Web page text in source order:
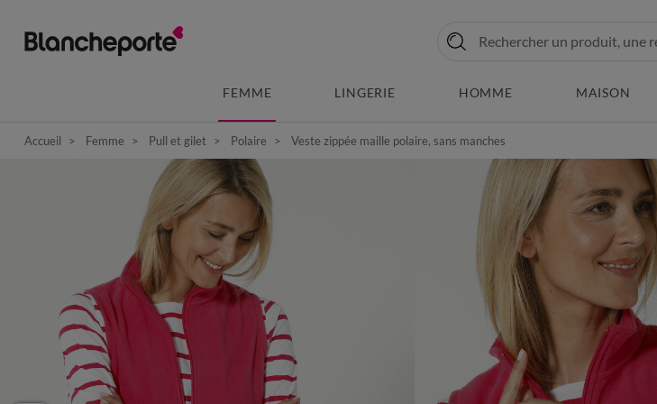
FEMME LINGERIE HOMME MAISON
Accueil Femme Pull et gilet Polaire Veste zippée maille polaire, sans manches